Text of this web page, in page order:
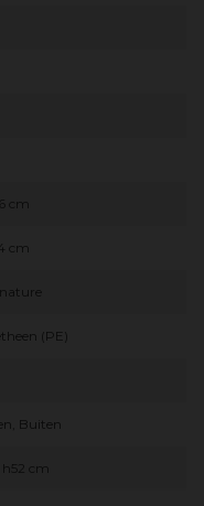
cm
cm
(PE)
Buiten
h52 cm